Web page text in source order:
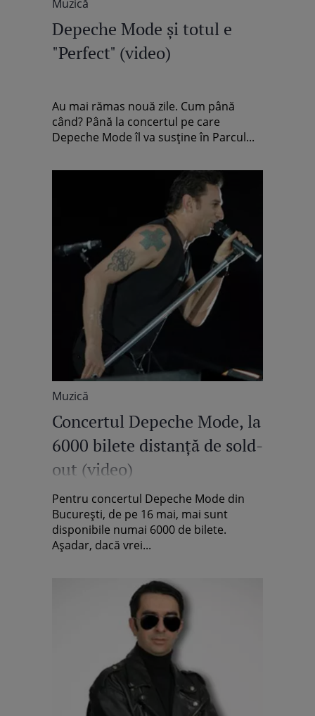
Muzică
Depeche Mode şi totul e
"Perfect" (video)
Au mai rămas nouă zile. Cum până
când? Până la concertul pe care
Depeche Mode îl va susţine în Parcul...
Muzică
Concertul Depeche Mode, la
6000 bilete distanţă de sold-
out (video)
Pentru concertul Depeche Mode din
Bucureşti, de pe 16 mai, mai sunt
disponibile numai 6000 de bilete.
Aşadar, dacă vrei...